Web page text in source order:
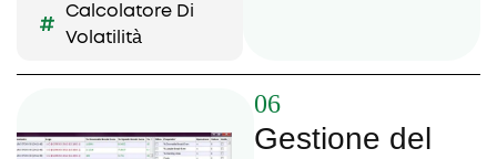
Calcolatore Di
Volatilità
06
Gestione del